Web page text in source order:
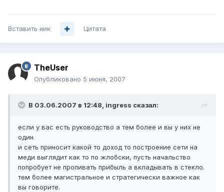
Вставить ник Цитата
TheUser
Опубликовано 5 июня, 2007
В 03.06.2007 в 12:48, ingress сказал:
если у вас есть руководство а тем более и вы у них не
один
и сеть приносит какой то доход то построение сети на
меди выглядит как то по жлобски, пусть начальство
попробует не пропивать прибыль а вкладывать в стекло.
тем более магистральное и стратегически важное как
вы говорите.